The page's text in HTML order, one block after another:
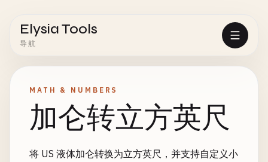
Elysia Tools
导航
MATH & NUMBERS
加仑转立方英尺
将 US 液体加仑转换为立方英尺，并支持自定义小